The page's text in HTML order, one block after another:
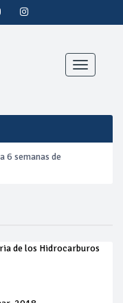
Toggle
6 semanas de